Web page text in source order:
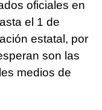
oficiales en
el 1 de
estatal, por
son las
medios de